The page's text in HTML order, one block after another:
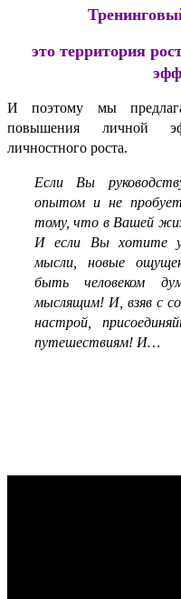
это территория
И поэтому мы
повышения личной
личностного роста.
Если Вы
опытом и не
тому, что в Вашей
И если Вы хотите
мысли, новые
быть человеком
мыслящим! И, взяв с
настрой,
путешествиям! И…